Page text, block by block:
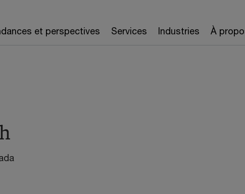
et perspectives Services Industries À